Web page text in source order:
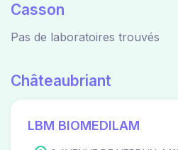
Casson
Pas de laboratoires trouvés
Châteaubriant
LBM BIOMEDILAM